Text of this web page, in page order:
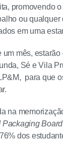
promovendo
ou
em uma
mês,
Sé e Vila
para que
na
Packaging Board
dos